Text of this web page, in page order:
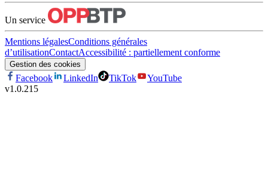
Un service
Mentions légalesConditions générales
d’utilisationContactAccessibilité : partiellement conforme
Gestion des cookies
Facebook LinkedIn TikTok
YouTube
v1.0.215